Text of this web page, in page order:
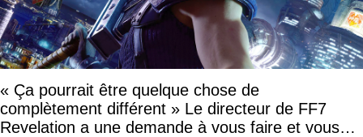
« Ça pourrait être quelque chose de
complètement différent » Le directeur de FF7
Revelation a une demande à vous faire et vous